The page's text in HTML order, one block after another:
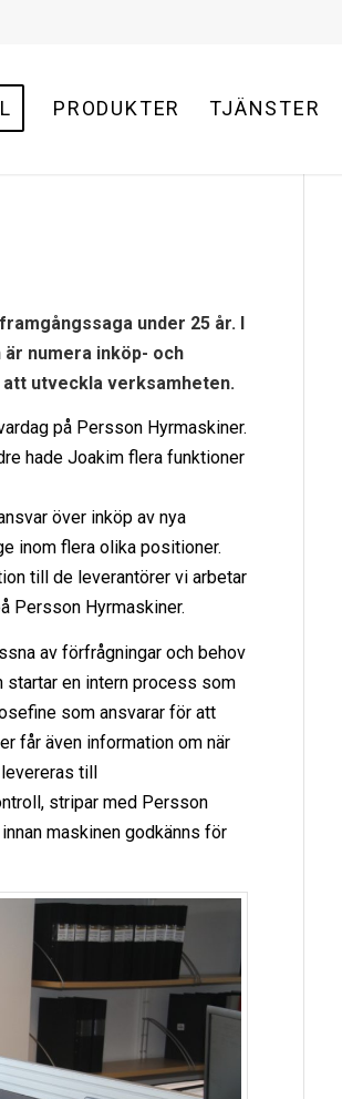
PRODUKTER TJÄNSTER
under 25 år. I
numera inköp- och
utveckla verksamheten.
på Persson Hyrmaskiner.
hade Joakim flera funktioner
över inköp av nya
inom flera olika positioner.
till de leverantörer vi arbetar
Persson Hyrmaskiner.
av förfrågningar och behov
startar en intern process som
som ansvarar för att
får även information om när
till
stripar med Persson
maskinen godkänns för